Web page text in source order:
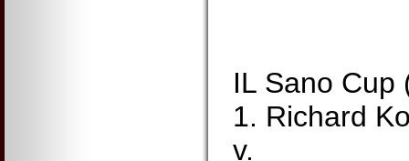
IL Sano Cup
1. Richard
v.